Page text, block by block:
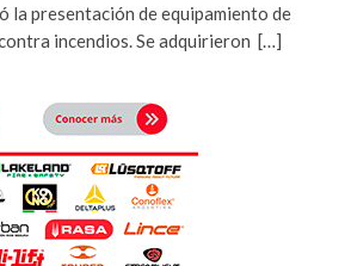
la presentación de equipamiento de
incendios. Se adquirieron […]